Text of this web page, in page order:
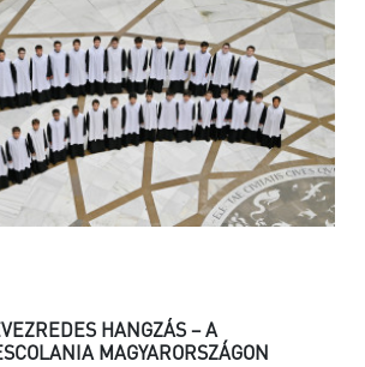
HANGZÁS – A
MAGYARORSZÁGON